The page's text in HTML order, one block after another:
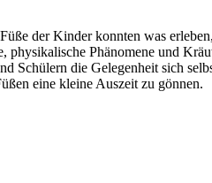
der Kinder konnten was
physikalische Phänomene und
Schülern die Gelegenheit sich
eine kleine Auszeit zu gönnen.